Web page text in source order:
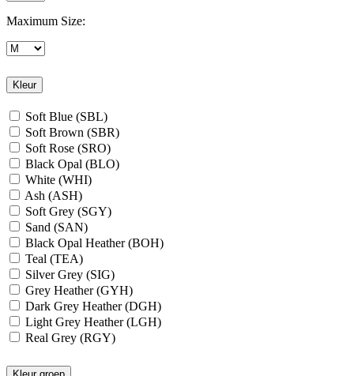
Maximum Size:
Kleur
Soft Blue (SBL)
Soft Brown (SBR)
Soft Rose (SRO)
Black Opal (BLO)
White (WHI)
Ash (ASH)
Soft Grey (SGY)
Sand (SAN)
Black Opal Heather (BOH)
Teal (TEA)
Silver Grey (SIG)
Grey Heather (GYH)
Dark Grey Heather (DGH)
Light Grey Heather (LGH)
Real Grey (RGY)
Granite Grey (GRG)